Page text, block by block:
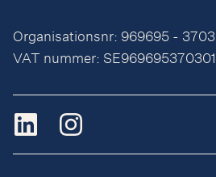
Organisationsnr: 969695 - 3703
VAT nummer: SE969695370301